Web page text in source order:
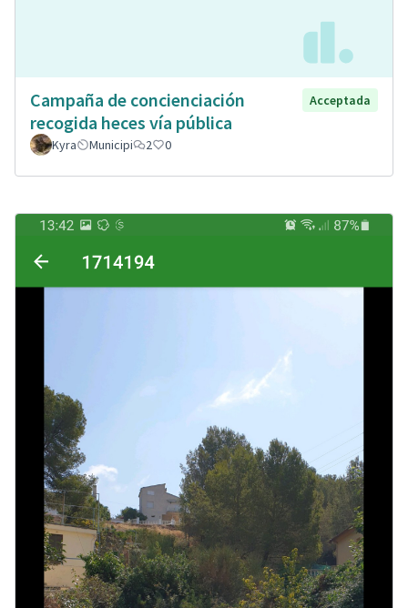
Campaña de concienciación
recogida heces vía pública
Acceptada
Kyra Municipi 2 0